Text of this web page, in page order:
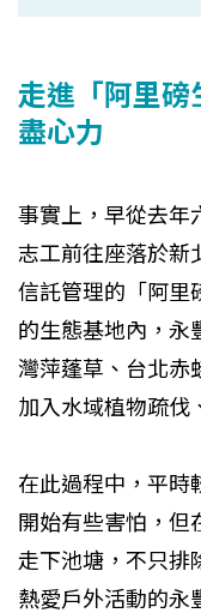
走進「阿里
盡心力
事實上，早從去年
志工前往座落於新
信託管理的「阿里
的生態基地內，永
灣萍蓬草、台北赤
加入水域植物疏伐
在此過程中，平時
開始有些害怕，但
走下池塘，不只排
熱愛戶外活動的永